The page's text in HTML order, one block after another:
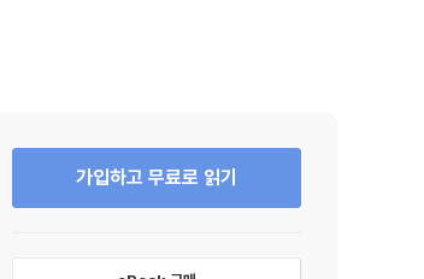
가입하고 무료로 읽기